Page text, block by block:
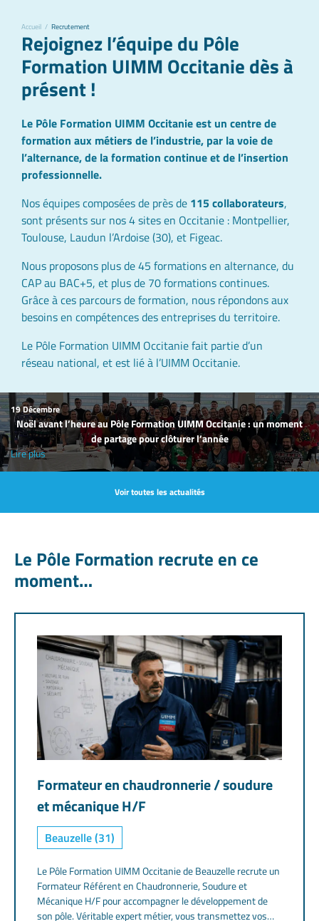
Accueil / Recrutement
Rejoignez l’équipe du Pôle
Formation UIMM Occitanie dès à
présent !
Le Pôle Formation UIMM Occitanie est un centre de
formation aux métiers de l’industrie, par la voie de
l’alternance, de la formation continue et de l’insertion
professionnelle.
Nos équipes composées de près de 115 collaborateurs,
sont présents sur nos 4 sites en Occitanie : Montpellier,
Toulouse, Laudun l’Ardoise (30), et Figeac.
Nous proposons plus de 45 formations en alternance, du
CAP au BAC+5, et plus de 70 formations continues.
Grâce à ces parcours de formation, nous répondons aux
besoins en compétences des entreprises du territoire.
Le Pôle Formation UIMM Occitanie fait partie d’un
réseau national, et est lié à l’UIMM Occitanie.
19 Décembre
Noël avant l’heure au Pôle Formation UIMM Occitanie : un moment
de partage pour clôturer l’année
Lire plus
Voir toutes les actualités
Le Pôle Formation recrute en ce
moment…
Formateur en chaudronnerie / soudure
et mécanique H/F
Beauzelle (31)
Le Pôle Formation UIMM Occitanie de Beauzelle recrute un
Formateur Référent en Chaudronnerie, Soudure et
Mécanique H/F pour accompagner le développement de
son pôle. Véritable expert métier, vous transmettez vos